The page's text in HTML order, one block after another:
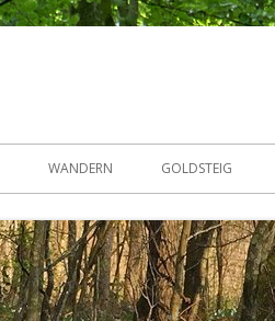
WANDERN GOLDSTEIG